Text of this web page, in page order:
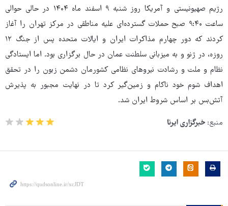
رژیم صهیونیستی و آمریکا روز شنبه ۹ اسفند ماه ۱۴۰۴ در حالی حوالی
ساعت ۹:۴۰ صبح حملات گسترده‌ای علیه مناطقی در مرکز تهران را آغاز
کردند که دور چهارم مذاکرات ایران و ایالات متحده پس از جنگ ۱۲
روزه، در ژنو و به میزبانی سلطنت عمان در حال برگزاری بود. اما ایستادگی
نظام و ملت و رشادت نیروهای نظامی کشورمان دشمن زبون را در تحقق
اهداف شوم خود ناکام و زمین‌گیر کرد تا در نهایت مجبور به پذیرش
آتش‌بس بر اساس شروط ایران شد.
منبع: خبرگزاری ایرنا